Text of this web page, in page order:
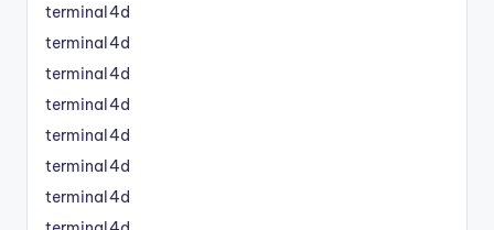
terminal4d
terminal4d
terminal4d
terminal4d
terminal4d
terminal4d
terminal4d